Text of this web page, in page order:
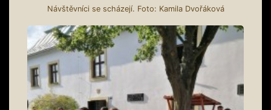
Návštěvníci se scházejí. Foto: Kamila Dvořáková